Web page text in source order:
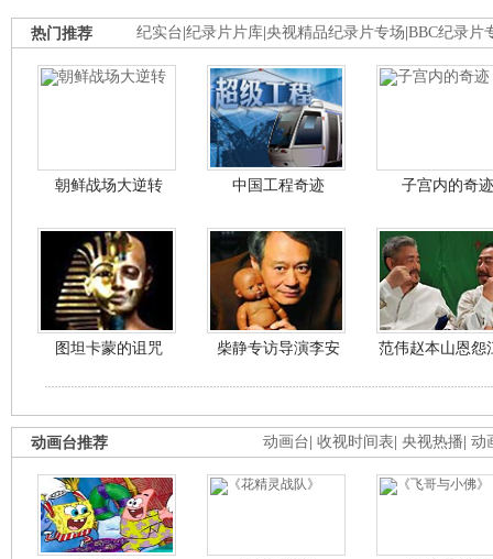
纪实台 纪录片片库 央视精品纪录片专场 BBC纪录片
热门推荐
朝鲜战场大逆转 中国工程奇迹 子宫内的奇迹
图坦卡蒙的诅咒 柴静专访导演李安 范伟赵本山恩怨
动画台 收视时间表 央视热播 动
动画台推荐